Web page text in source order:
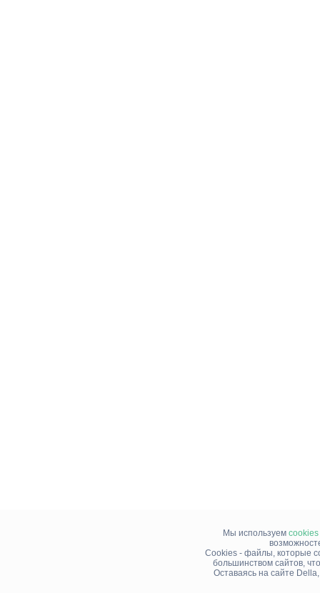
Мы используем cookies
Cookies - файлы, которые
большинством сайтов,
Оставаясь на сайте